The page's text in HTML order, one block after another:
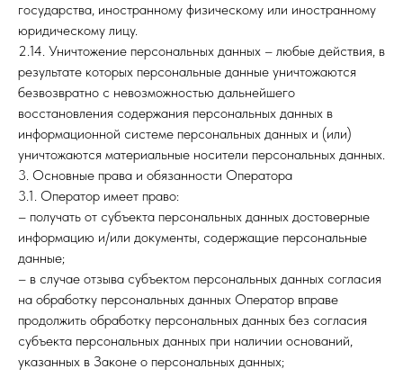
государства, иностранному физическому или иностранному
юридическому лицу.
2.14. Уничтожение персональных данных – любые действия, в
результате которых персональные данные уничтожаются
безвозвратно с невозможностью дальнейшего
восстановления содержания персональных данных в
информационной системе персональных данных и (или)
уничтожаются материальные носители персональных данных.
3. Основные права и обязанности Оператора
3.1. Оператор имеет право:
– получать от субъекта персональных данных достоверные
информацию и/или документы, содержащие персональные
данные;
– в случае отзыва субъектом персональных данных согласия
на обработку персональных данных Оператор вправе
продолжить обработку персональных данных без согласия
субъекта персональных данных при наличии оснований,
указанных в Законе о персональных данных;